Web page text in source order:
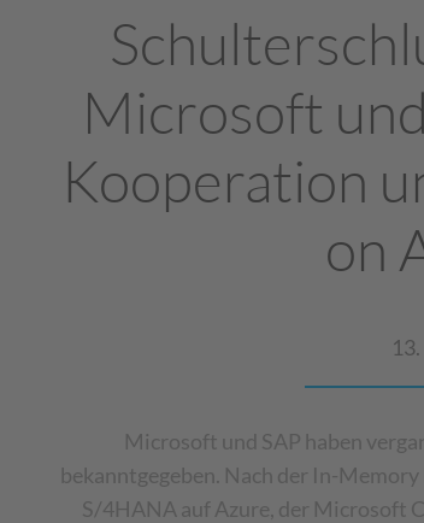
Microsoft
Kooperation
on
Microsoft und SAP haben
bekanntgegeben. Nach der In-
S/4HANA auf Azure, der Microsoft